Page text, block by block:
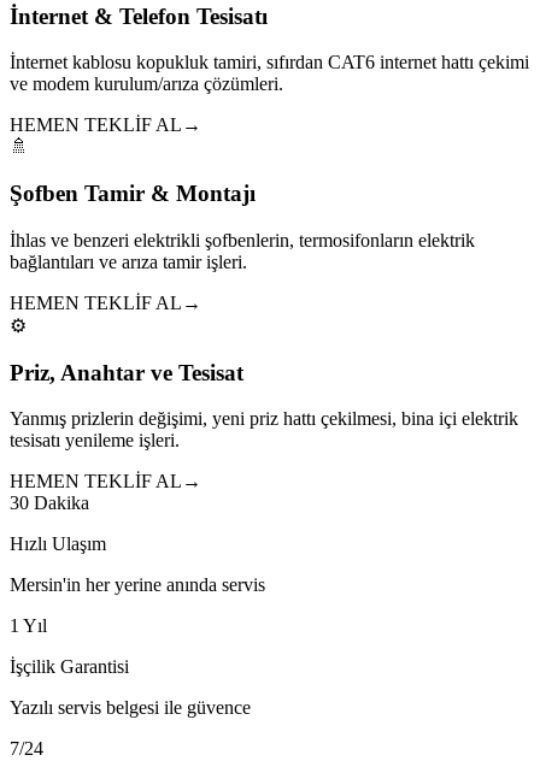
İnternet & Telefon Tesisatı
İnternet kablosu kopukluk tamiri, sıfırdan CAT6 internet hattı çekimi
ve modem kurulum/arıza çözümleri.
HEMEN TEKLİF AL →
🚿
Şofben Tamir & Montajı
İhlas ve benzeri elektrikli şofbenlerin, termosifonların elektrik
bağlantıları ve arıza tamir işleri.
HEMEN TEKLİF AL →
⚙️
Priz, Anahtar ve Tesisat
Yanmış prizlerin değişimi, yeni priz hattı çekilmesi, bina içi elektrik
tesisatı yenileme işleri.
HEMEN TEKLİF AL →
30 Dakika
Hızlı Ulaşım
Mersin'in her yerine anında servis
1 Yıl
İşçilik Garantisi
Yazılı servis belgesi ile güvence
7/24